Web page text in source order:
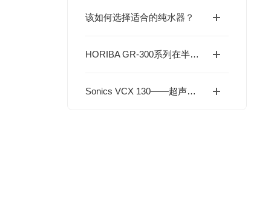
该如何选择适合的纯水器？
HORIBA GR-300系列在半导体背冷系统中的应用解析
Sonics VCX 130——超声空化技术驱动的精密样品处理方案